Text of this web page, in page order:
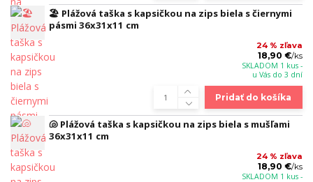
🏖️ Plážová taška s kapsičkou na zips biela s čiernymi
pásmi 36x31x11 cm
24 % zľava
18,90 €/ks
SKLADOM 1 kus -
u Vás do 3 dní
Pridať do košíka
🐚 Plážová taška s kapsičkou na zips biela s mušľami
36x31x11 cm
24 % zľava
18,90 €/ks
SKLADOM 1 kus -